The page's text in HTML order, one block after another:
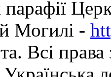
Могилі -
Всі